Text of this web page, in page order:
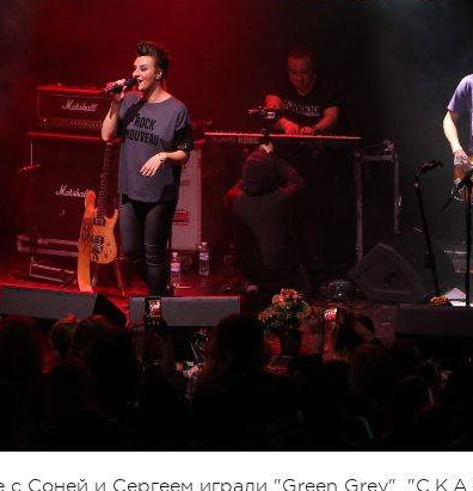
с Соней и Сергеем играли "Green Grey",